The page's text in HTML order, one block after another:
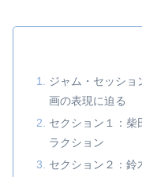
ジャム・セッショ
画の表現に迫る
セクション１：
ラクション
セクション２：